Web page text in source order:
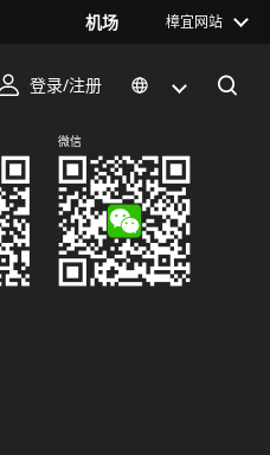
机场 樟宜网站
登录/注册
微信